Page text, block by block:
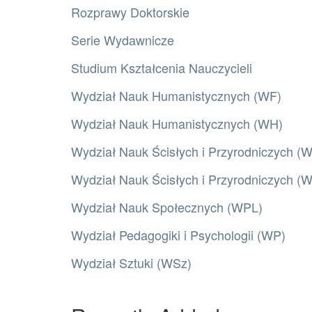
Rozprawy Doktorskie
Serie Wydawnicze
Studium Kształcenia Nauczycieli
Wydział Nauk Humanistycznych (WF)
Wydział Nauk Humanistycznych (WH)
Wydział Nauk Ścisłych i Przyrodniczych
Wydział Nauk Ścisłych i Przyrodniczych
Wydział Nauk Społecznych (WPL)
Wydział Pedagogiki i Psychologii (WP)
Wydział Sztuki (WSz)